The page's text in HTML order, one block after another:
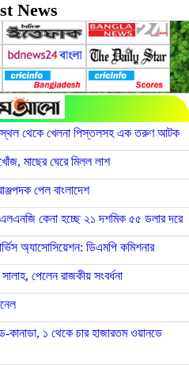
News
থেকে খেলনা পিস্তলসহ এক তরুণ আটক
মাছের ঘেরে মিলল লাশ
পেল বাংলাদেশ
এলএনজি কেনা হচ্ছে ২১ দশমিক ৫৫ ডলার দরে
অ্যাসোসিয়েশন: ডিএমপি কমিশনার
পেলেন রাজকীয় সংবর্ধনা
কানাডা, ১ থেকে চার হাজারতম ওয়ানডে